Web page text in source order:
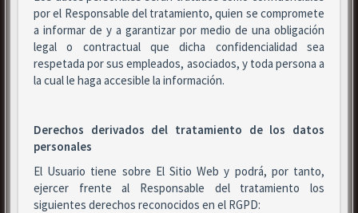
por el Responsable del tratamiento, quien se compromete
a informar de y a garantizar por medio de una obligación
legal o contractual que dicha confidencialidad sea
respetada por sus empleados, asociados, y toda persona a
la cual le haga accesible la información.
Derechos derivados del tratamiento de los datos
personales
El Usuario tiene sobre El Sitio Web y podrá, por tanto,
ejercer frente al Responsable del tratamiento los
siguientes derechos reconocidos en el RGPD: